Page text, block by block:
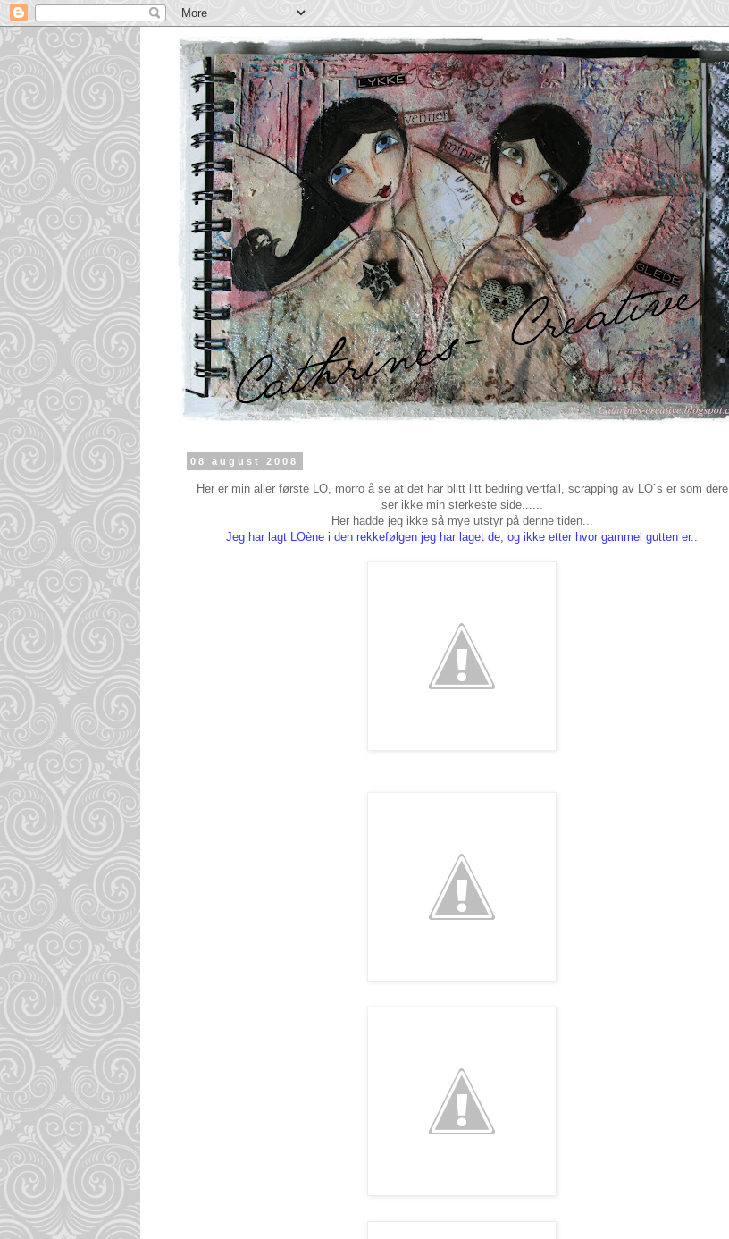
08 august 2008
Her er min aller første LO, morro å se at det har blitt litt bedring vertfall, scrapping av LO`s er som dere
ser ikke min sterkeste side......
Her hadde jeg ikke så mye utstyr på denne tiden...
Jeg har lagt LOène i den rekkefølgen jeg har laget de, og ikke etter hvor gammel gutten er..